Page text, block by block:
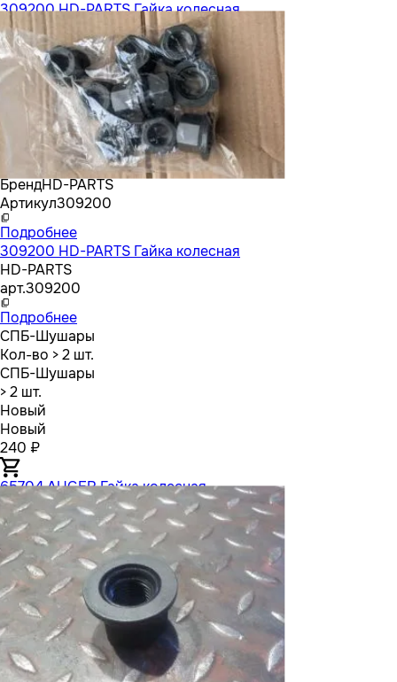
309200 HD-PARTS Гайка колесная
БрендHD-PARTS
Артикул309200
Подробнее
309200 HD-PARTS Гайка колесная
HD-PARTS
арт.309200
Подробнее
СПБ-Шушары
Кол-во > 2 шт.
СПБ-Шушары
> 2 шт.
Новый
Новый
240 ₽
65704 AUGER Гайка колесная